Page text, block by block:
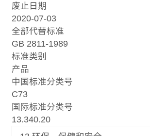
废止日期
2020-07-03
全部代替标准
GB 2811-1989
标准类别
产品
中国标准分类号
C73
国际标准分类号
13.340.20